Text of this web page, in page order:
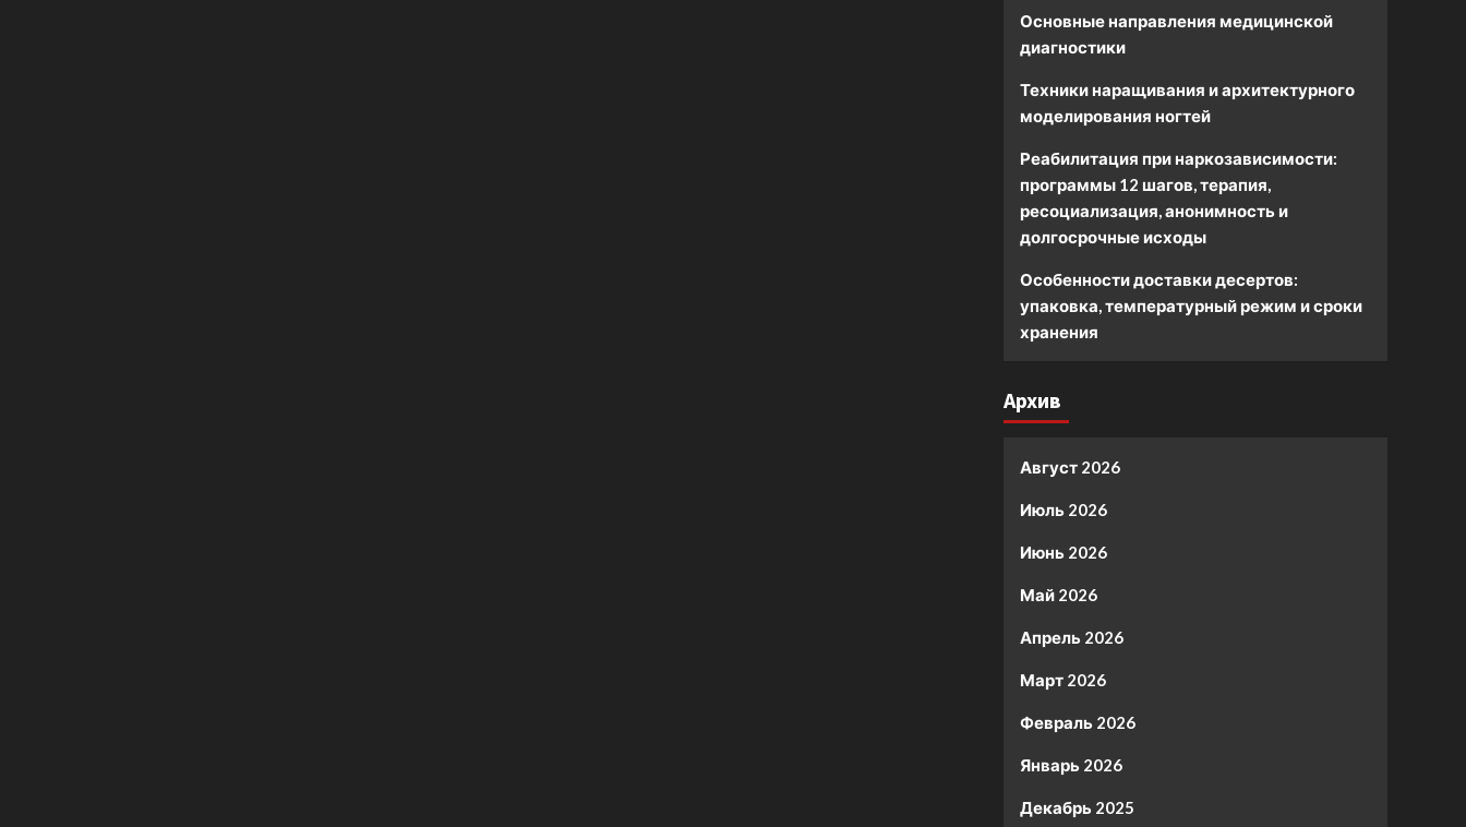
Основные направления медицинской
диагностики
Техники наращивания и архитектурного
моделирования ногтей
Реабилитация при наркозависимости:
программы 12 шагов, терапия,
ресоциализация, анонимность и
долгосрочные исходы
Особенности доставки десертов:
упаковка, температурный режим и сроки
хранения
Архив
Август 2026
Июль 2026
Июнь 2026
Май 2026
Апрель 2026
Март 2026
Февраль 2026
Январь 2026
Декабрь 2025